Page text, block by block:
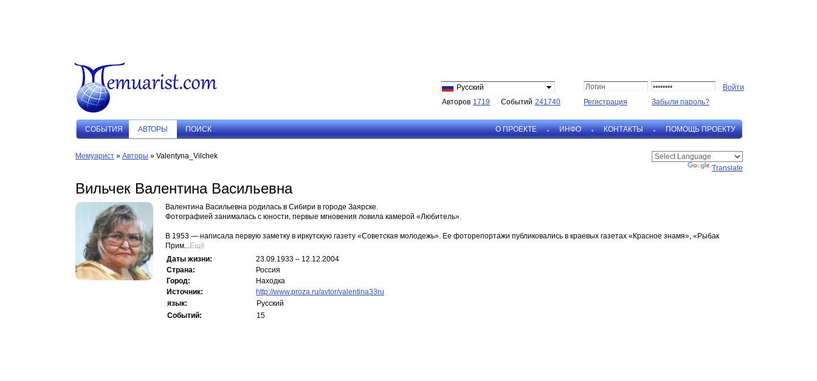
Русский
Авторов 1719 Событий 241740 Регистрация Забыли пароль?
СОБЫТИЯ АВТОРЫ ПОИСК О ПРОЕКТЕ ИНФО КОНТАКТЫ ПОМОЩЬ ПРОЕКТУ
Мемуарист » Авторы » Valentyna_Vilchek
Translate
Вильчек Валентина Васильевна
Валентина Васильевна родилась в Сибири в городе Заярске.
Фотографией занималась с юности, первые мгновения ловила камерой «Любитель».
В 1953 — написала первую заметку в иркутскую газету «Советская молодежь». Ее фоторепортажи публиковались в краевых газетах «Красное знамя», «Рыбак
Прим...Ещё
Даты жизни:
23.09.1933 – 12.12.2004
Страна:
Россия
Город:
Находка
Источник:
http://www.proza.ru/avtor/valentina33ru
язык:
Русский
Событий:
15